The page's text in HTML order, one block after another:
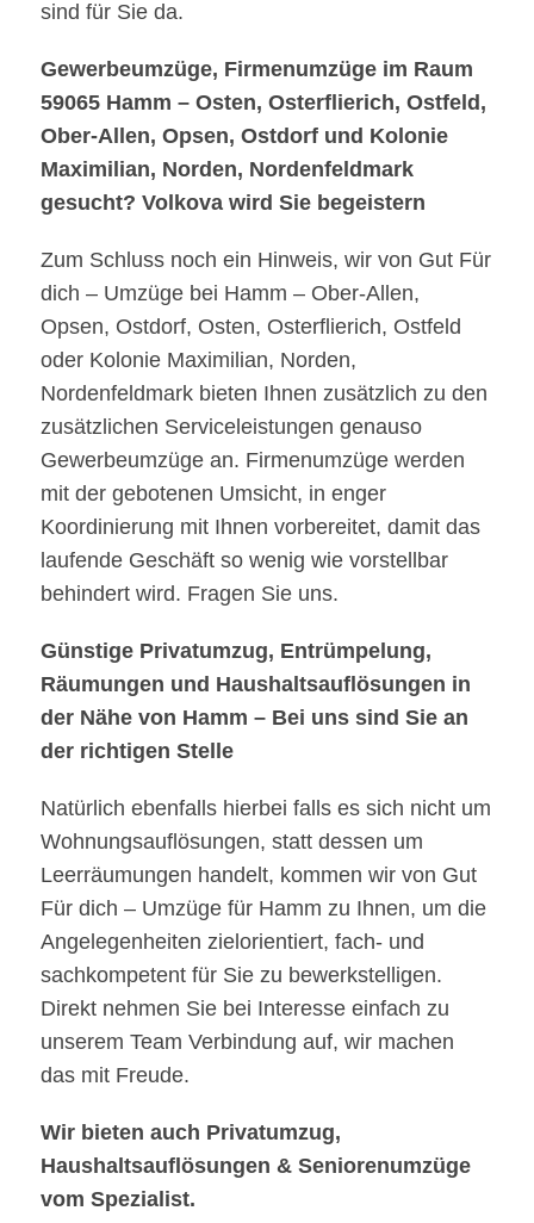
sind für Sie da.
Gewerbeumzüge, Firmenumzüge im Raum
59065 Hamm – Osten, Osterflierich, Ostfeld,
Ober-Allen, Opsen, Ostdorf und Kolonie
Maximilian, Norden, Nordenfeldmark
gesucht? Volkova wird Sie begeistern
Zum Schluss noch ein Hinweis, wir von Gut Für
dich – Umzüge bei Hamm – Ober-Allen,
Opsen, Ostdorf, Osten, Osterflierich, Ostfeld
oder Kolonie Maximilian, Norden,
Nordenfeldmark bieten Ihnen zusätzlich zu den
zusätzlichen Serviceleistungen genauso
Gewerbeumzüge an. Firmenumzüge werden
mit der gebotenen Umsicht, in enger
Koordinierung mit Ihnen vorbereitet, damit das
laufende Geschäft so wenig wie vorstellbar
behindert wird. Fragen Sie uns.
Günstige Privatumzug, Entrümpelung,
Räumungen und Haushaltsauflösungen in
der Nähe von Hamm – Bei uns sind Sie an
der richtigen Stelle
Natürlich ebenfalls hierbei falls es sich nicht um
Wohnungsauflösungen, statt dessen um
Leerräumungen handelt, kommen wir von Gut
Für dich – Umzüge für Hamm zu Ihnen, um die
Angelegenheiten zielorientiert, fach- und
sachkompetent für Sie zu bewerkstelligen.
Direkt nehmen Sie bei Interesse einfach zu
unserem Team Verbindung auf, wir machen
das mit Freude.
Wir bieten auch Privatumzug,
Haushaltsauflösungen & Seniorenumzüge
vom Spezialist.